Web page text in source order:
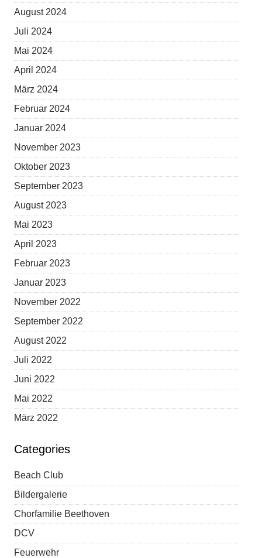
August 2024
Juli 2024
Mai 2024
April 2024
März 2024
Februar 2024
Januar 2024
November 2023
Oktober 2023
September 2023
August 2023
Mai 2023
April 2023
Februar 2023
Januar 2023
November 2022
September 2022
August 2022
Juli 2022
Juni 2022
Mai 2022
März 2022
Categories
Beach Club
Bildergalerie
Chorfamilie Beethoven
DCV
Feuerwehr